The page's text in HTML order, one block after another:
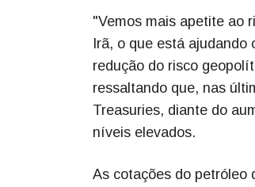
"Vemos mais apetite ao
Irã, o que está ajudando
redução do risco
ressaltando que, nas
Treasuries, diante do
níveis elevados.
As cotações do petróleo